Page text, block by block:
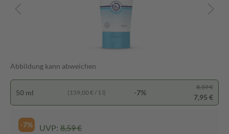
Abbildung kann abweichen
50 ml (159,00 € / 1 l) -7%
8,59 €
7,95 €
-7% UVP: 8,59 €